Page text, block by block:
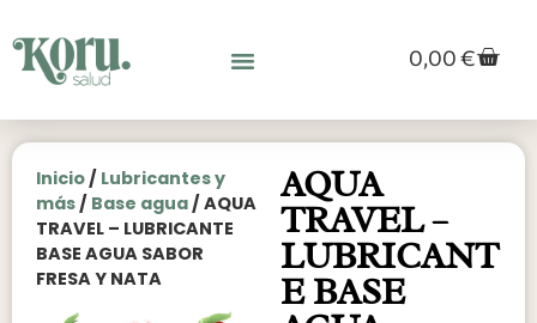
0,00€
Inicio / Lubricantes y
más / Base agua / AQUA
TRAVEL – LUBRICANTE
BASE AGUA SABOR
FRESA Y NATA
AQUA
TRAVEL –
LUBRICANT
E BASE